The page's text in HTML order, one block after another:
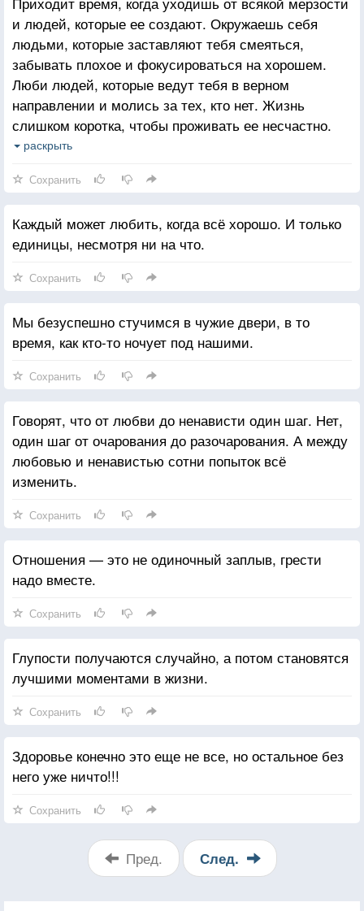
и людей, которые ее создают. Окружаешь себя
людьми, которые заставляют тебя смеяться,
забывать плохое и фокусироваться на хорошем.
Люби людей, которые ведут тебя в верном
направлении и молись за тех, кто нет. Жизнь
слишком коротка, чтобы проживать ее несчастно.
Падение - это часть жизни, но восстание - сама
раскрыть
Сохранить
Каждый может любить, когда всё хорошо. И только
единицы, несмотря ни на что.
Сохранить
Мы безуспешно стучимся в чужие двери, в то
время, как кто-то ночует под нашими.
Сохранить
Говорят, что от любви до ненависти один шаг. Нет,
один шаг от очарования до разочарования. А между
любовью и ненавистью сотни попыток всё
изменить.
Сохранить
Отношения — это не одиночный заплыв, грести
надо вместе.
Сохранить
Глупости получаются случайно, а потом становятся
лучшими моментами в жизни.
Сохранить
Здоровье конечно это еще не все, но остальное без
него уже ничто!!!
Сохранить
Пред. След.